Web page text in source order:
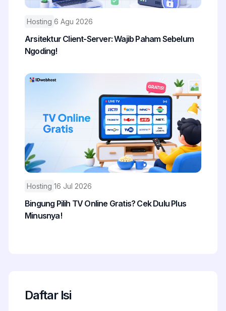
Hosting 6 Agu 2026
Arsitektur Client-Server: Wajib Paham Sebelum
Ngoding!
Hosting 16 Jul 2026
Bingung Pilih TV Online Gratis? Cek Dulu Plus
Minusnya!
Daftar Isi